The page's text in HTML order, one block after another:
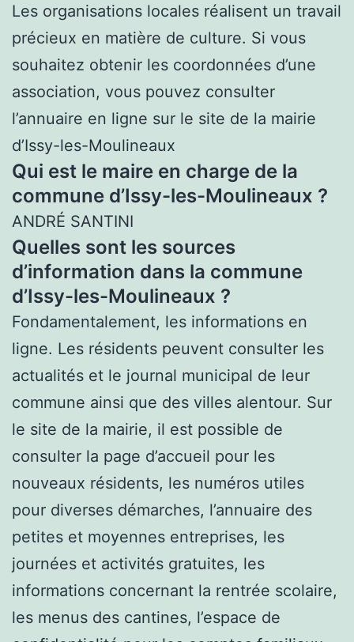
Les organisations locales réalisent un travail
précieux en matière de culture. Si vous
souhaitez obtenir les coordonnées d’une
association, vous pouvez consulter
l’annuaire en ligne sur le site de la mairie
d’Issy-les-Moulineaux
Qui est le maire en charge de la
commune d’Issy-les-Moulineaux ?
ANDRÉ SANTINI
Quelles sont les sources
d’information dans la commune
d’Issy-les-Moulineaux ?
Fondamentalement, les informations en
ligne. Les résidents peuvent consulter les
actualités et le journal municipal de leur
commune ainsi que des villes alentour. Sur
le site de la mairie, il est possible de
consulter la page d’accueil pour les
nouveaux résidents, les numéros utiles
pour diverses démarches, l’annuaire des
petites et moyennes entreprises, les
journées et activités gratuites, les
informations concernant la rentrée scolaire,
les menus des cantines, l’espace de